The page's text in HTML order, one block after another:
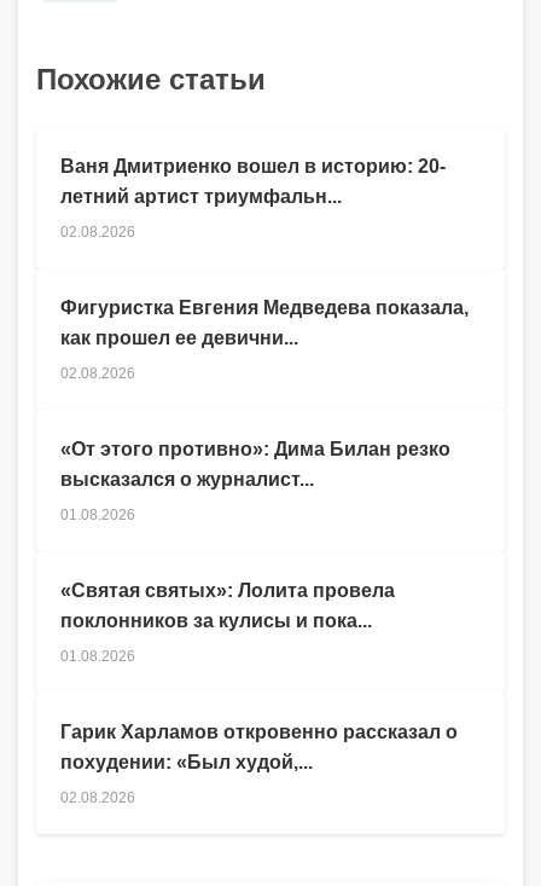
Похожие статьи
Гарик Харламов откровенно рассказал о
похудении: «Был худой,...
02.08.2026
Ваня Дмитриенко вошел в историю: 20-
летний артист триумфальн...
02.08.2026
Фигуристка Евгения Медведева показала,
как прошел ее девични...
02.08.2026
«От этого противно»: Дима Билан резко
высказался о журналист...
01.08.2026
«Святая святых»: Лолита провела
поклонников за кулисы и пока...
01.08.2026